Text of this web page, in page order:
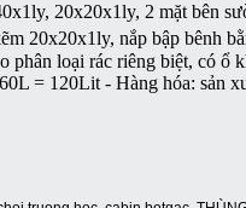
20x20x1ly, 2 mặt bên
20x20x1ly, nắp bập bênh
phân loại rác riêng biệt, có ổ
= 120Lit - Hàng hóa: sản